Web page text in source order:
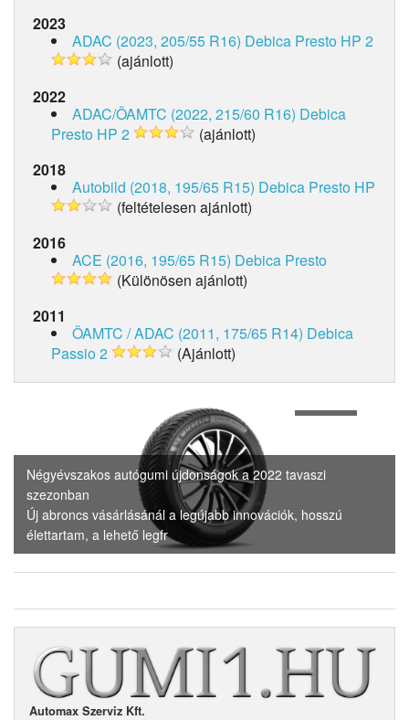
2023
ADAC (2023, 205/55 R16) Debica Presto HP 2
(ajánlott)
2022
ADAC/ÖAMTC (2022, 215/60 R16) Debica
Presto HP 2
(ajánlott)
2018
Autobild (2018, 195/65 R15) Debica Presto HP
(feltételesen ajánlott)
2016
ACE (2016, 195/65 R15) Debica Presto
(Különösen ajánlott)
2011
ÖAMTC / ADAC (2011, 175/65 R14) Debica
Passio 2
(Ajánlott)
Négyévszakos autógumi újdonságok a 2022 tavaszi
szezonban
Új abroncs vásárlásánál a legújabb innovációk, hosszú
élettartam, a lehető legfr
Automax Szerviz Kft.